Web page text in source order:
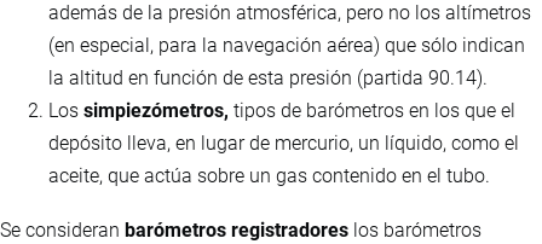
además de la presión atmosférica, pero no los altímetros
(en especial, para la navegación aérea) que sólo indican
la altitud en función de esta presión (partida 90.14).
Los simpiezómetros, tipos de barómetros en los que el
depósito lleva, en lugar de mercurio, un líquido, como el
aceite, que actúa sobre un gas contenido en el tubo.
Se consideran barómetros registradores los barómetros